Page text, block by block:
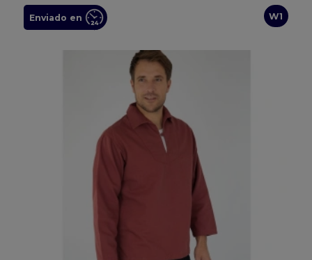
W1
Enviado en